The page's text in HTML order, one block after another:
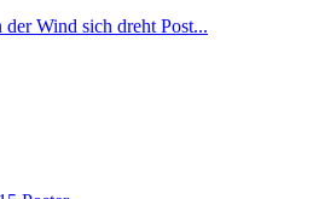
Wind sich dreht Post...